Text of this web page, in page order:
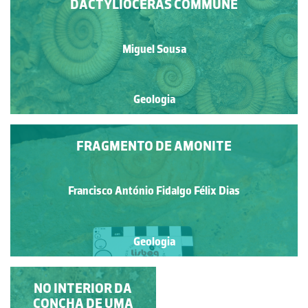
DACTYLIOCERAS COMMUNE
Miguel Sousa
Geologia
FRAGMENTO DE AMONITE
Francisco António Fidalgo Félix Dias
Geologia
AMONITE: HILDAITES
LEVISONI
NO INTERIOR DA
CONCHA DE UMA